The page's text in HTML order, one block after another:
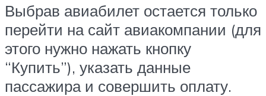
Выбрав авиабилет остается только
перейти на сайт авиакомпании (для
этого нужно нажать кнопку
“Купить”), указать данные
пассажира и совершить оплату.